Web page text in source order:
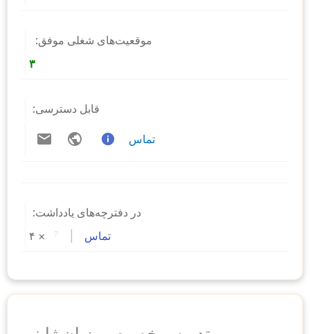
موقعیت‌های شغلی موفق:
۳
قابل دسترسی:
تماس
در دفترچه‌های یادداشت:
۴ × ? تماس